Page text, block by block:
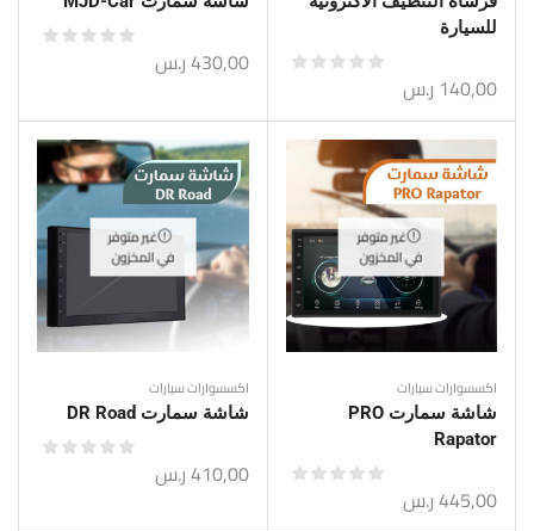
للسيارة
140,00 ر.س
430,00ر.س
غير متوفر
في المخزون
اكسسوارات سيارات
شاشة سمارت PRO
Rapator
445,00ر.س
غير متوفر
في المخزون
اكسسوارات سيارات
شاشة سمارت DR Road
410,00ر.س